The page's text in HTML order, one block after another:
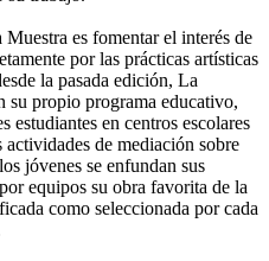
es fomentar el interés de
por las prácticas artísticas
la pasada edición, La
su propio programa educativo,
en centros escolares
actividades de mediación sobre
jóvenes se enfundan sus
equipos su obra favorita de la
como seleccionada por cada